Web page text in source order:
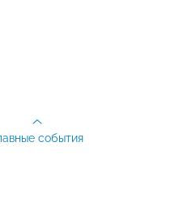
события